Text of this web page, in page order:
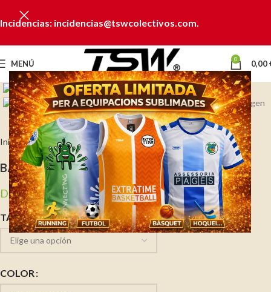
Incidencias: incidencias@tswcolectivos.com.
MENÚ 0 0,00
Clic para ampliar
Inicio Camisetas y polos Camisetas
BABY L/S
Desde3,12 €
TALLA
COLOR